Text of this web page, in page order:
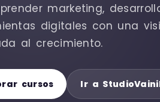
marketing,
digitales con una
al crecimiento.
cursos Ir a